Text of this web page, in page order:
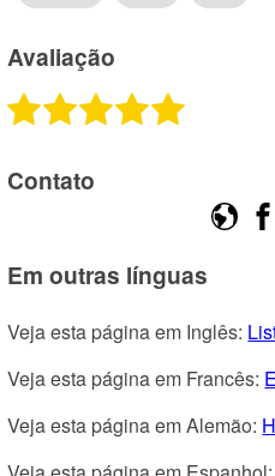
Avaliação
Contato
Em outras línguas
Veja esta página em Inglês:
Veja esta página em Francês:
Veja esta página em Alemão: